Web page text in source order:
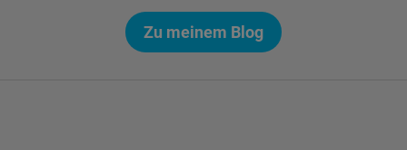
Zu meinem Blog